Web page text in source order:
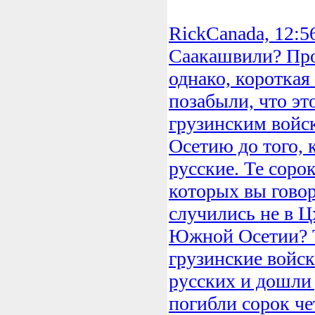
RickCanada,
Саакашвили?
однако,
позабыли, что
грузинским
Осетию до того,
русские. Те
которых вы
случились не в
Южной Осетии?
грузинские
русских и
погибли сорок